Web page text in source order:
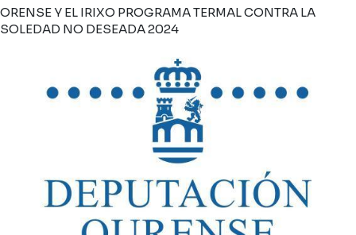
ORENSE Y EL IRIXO PROGRAMA TERMAL CONTRA LA
SOLEDAD NO DESEADA 2024